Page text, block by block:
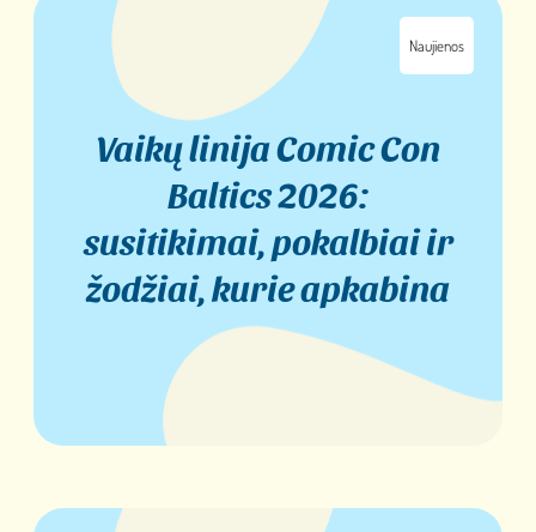
Naujienos
Vaikų linija Comic Con
Baltics 2026:
susitikimai, pokalbiai ir
žodžiai, kurie apkabina